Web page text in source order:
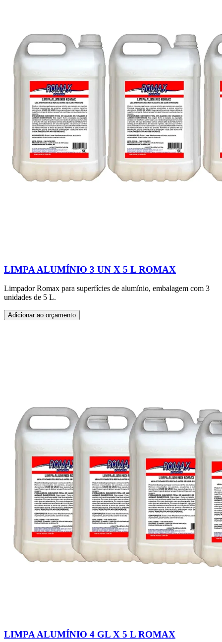
LIMPA ALUMÍNIO 3 UN X 5 L ROMAX
Limpador Romax para superfícies de alumínio, embalagem com 3
unidades de 5 L.
Adicionar ao orçamento
LIMPA ALUMÍNIO 4 GL X 5 L ROMAX